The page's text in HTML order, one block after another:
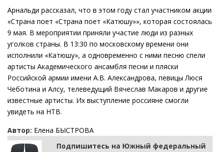
Арнальди рассказал, что в этом году стал участником акции
«Страна поет «Страна поет «Катюшу»», которая состоялась
9 мая. В мероприятии приняли участие люди из разных
уголков страны. В 13:30 по московскому времени они
исполнили «Катюшу», а одновременно с ними песню спели
артисты Академического ансамбля песни и пляски
Российской армии имени А.В. Александрова, певицы Люся
Чеботина и Алсу, телеведущий Вячеслав Макаров и другие
известные артисты. Их выступление россияне смогли
увидеть на НТВ.
Автор: Елена БЫСТРОВА
Подпишитесь на Южный федеральный